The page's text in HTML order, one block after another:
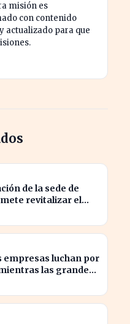
misión es
con contenido
actualizado para que
de la sede de
revitalizar el
empresas luchan por
las grandes